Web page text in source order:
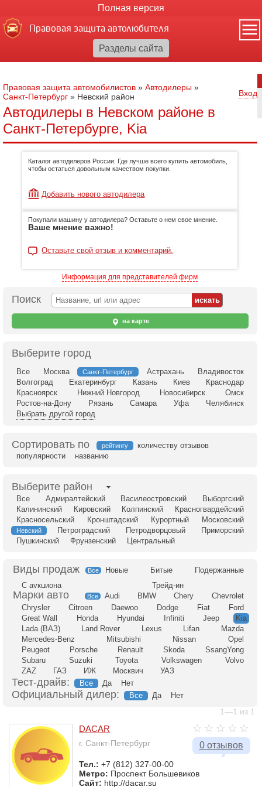
Полная версия
Правовая защита автолюбителя
Правовая защита автомобилистов » Автодилеры »
Санкт-Петербург » Невский район Вход
Автодилеры в Невском районе в
Санкт-Петербурге, Kia
Каталог автодилеров России. Где лучше всего купить автомобиль,
чтобы остаться довольным качеством покупки.
Добавить нового автодилера
Покупали машину у автодилера? Оставьте о нем свое мнение.
Ваше мнение важно!
Оставьте свой отзыв и комментарий.
Информация для представителей фирм
Поиск
на карте
Выберите город
Все Москва Санкт-Петербург Астрахань
Владивосток
Волгоград
Екатеринбург Казань Киев
Краснодар
Красноярск
Нижний Новгород Новосибирск
Омск
Ростов-на-Дону
Рязань Самара Уфа
Челябинск
Выбрать другой город
Сортировать по рейтингу
количеству отзывов
популярности
названию
Выберите район
Все Адмиралтейский Василеостровский
Выборгский
Калининский
Кировский Колпинский
Красногвардейский
Красносельский
Кронштадский Курортный Московский
Невский Петроградский Петродворцовый
Приморский
Пушкинский
Фрунзенский Центральный
Все Новые Битые
Подержанные
С аукциона
Трейд-ин
Все Audi BMW Chery
Chevrolet
Chrysler
Citroen Daewoo Dodge Fiat
Ford
Great Wall
Honda Hyundai Infiniti Jeep
Kia
Lada (ВАЗ)
Land Rover Lexus Lifan
Mazda
Mercedes-Benz
Mitsubishi Nissan
Opel
Peugeot
Porsche Renault Skoda
SsangYong
Subaru
Suzuki Toyota Volkswagen
Volvo
ZAZ
ГАЗ ИЖ Москвич УАЗ
Тест-драйв: Все Да Нет
Официальный дилер: Все Да Нет
1—1 из 1.
0 отзывов
DACAR
г. Санкт-Петербург
Тел.: +7 (812) 327-00-00
Метро: Проспект Большевиков
Сайт: http://dacar.su